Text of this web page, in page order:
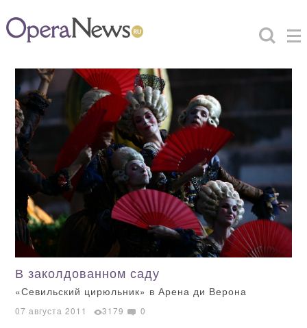
В заколдованном саду
«Севильский цирюльник» в Арена ди Верона
07 августа 2011 3179 0